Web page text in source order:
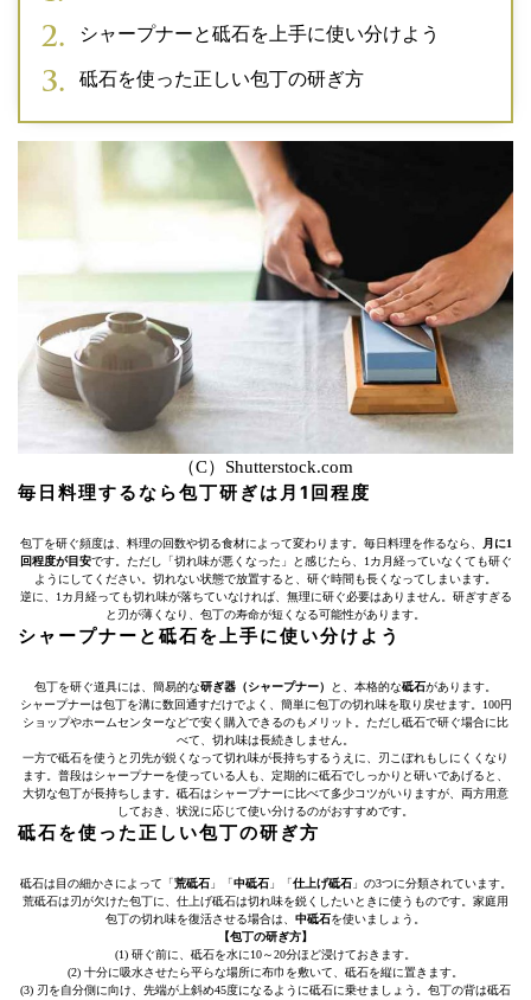
シャープナーと砥石を上手に使い分けよう
砥石を使った正しい包丁の研ぎ方
（C）Shutterstock.com
毎日料理するなら包丁研ぎは月1回程度
包丁を研ぐ頻度は、料理の回数や切る食材によって変わります。毎日料理を作るなら、
月に1
回程度が目安です。ただし「切れ味が悪くなった」と感じたら、1カ月経っていなくても研ぐ
ようにしてください。切れない状態で放置すると、研ぐ時間も長くなってしまいます。
逆に、1カ月経っても切れ味が落ちていなければ、無理に研ぐ必要はありません。研ぎすぎる
と刃が薄くなり、包丁の寿命が短くなる可能性があります。
シャープナーと砥石を上手に使い分けよう
包丁を研ぐ道具には、簡易的な研ぎ器（シャープナー） と、本格的な砥石があります。
シャープナーは包丁を溝に数回通すだけでよく、簡単に包丁の切れ味を取り戻せます。100円
ショップやホームセンターなどで安く購入できるのもメリット。ただし砥石で研ぐ場合に比
べて、切れ味は長続きしません。
一方で砥石を使うと刃先が鋭くなって切れ味が長持ちするうえに、刃こぼれもしにくくなり
ます。普段はシャープナーを使っている人も、定期的に砥石でしっかりと研いであげると、
大切な包丁が長持ちします。砥石はシャープナーに比べて多少コツがいりますが、両方用意
しておき、状況に応じて使い分けるのがおすすめです。
砥石を使った正しい包丁の研ぎ方
砥石は目の細かさによって「 荒砥石 」「 中砥石 」「 仕上げ砥石 」の3つに分類されています。
荒砥石は刃が欠けた包丁に、仕上げ砥石は切れ味を鋭くしたいときに使うものです。家庭用
包丁の切れ味を復活させる場合は、 中砥石を使いましょう。
【包丁の研ぎ方】
(1) 研ぐ前に、砥石を水に10～20分ほど浸けておきます。
(2) 十分に吸水させたら平らな場所に布巾を敷いて、砥石を縦に置きます。
(3) 刃を自分側に向け、先端が上斜め45度になるように砥石に乗せましょう。包丁の背は砥石